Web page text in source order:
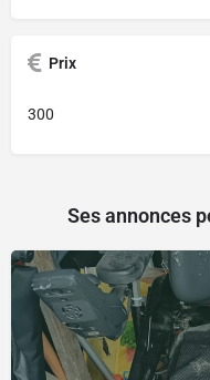
Prix
300
Ses annonces